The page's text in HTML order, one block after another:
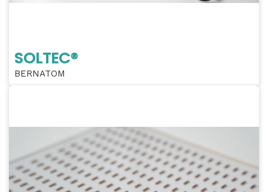
SOLTEC®
BERNATOM